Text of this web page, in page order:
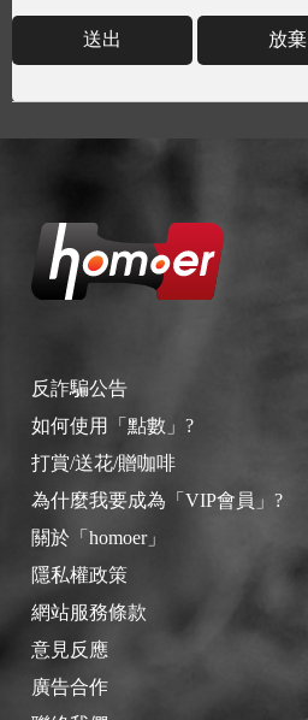
送出 放棄
反詐騙公告
如何使用「點數」?
打賞/送花/贈咖啡
為什麼我要成為「VIP會員」?
關於「homoer」
隱私權政策
網站服務條款
意見反應
廣告合作